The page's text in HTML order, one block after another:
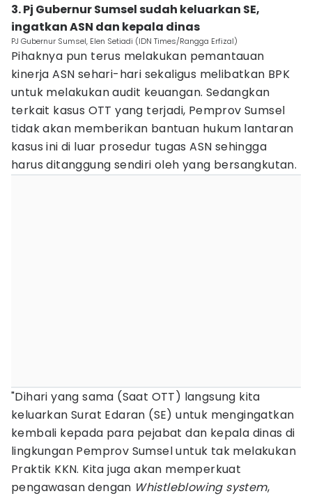
3. Pj Gubernur Sumsel sudah keluarkan SE,
ingatkan ASN dan kepala dinas
PJ Gubernur Sumsel, Elen Setiadi (IDN Times/Rangga Erfizal)
Pihaknya pun terus melakukan pemantauan
kinerja ASN sehari-hari sekaligus melibatkan BPK
untuk melakukan audit keuangan. Sedangkan
terkait kasus OTT yang terjadi, Pemprov Sumsel
tidak akan memberikan bantuan hukum lantaran
kasus ini di luar prosedur tugas ASN sehingga
harus ditanggung sendiri oleh yang bersangkutan.
"Dihari yang sama (Saat OTT) langsung kita
keluarkan Surat Edaran (SE) untuk mengingatkan
kembali kepada para pejabat dan kepala dinas di
lingkungan Pemprov Sumsel untuk tak melakukan
Praktik KKN. Kita juga akan memperkuat
pengawasan dengan Whistleblowing system,